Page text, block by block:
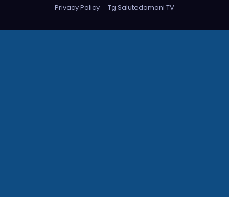
Privacy Policy
Tg Salutedomani TV